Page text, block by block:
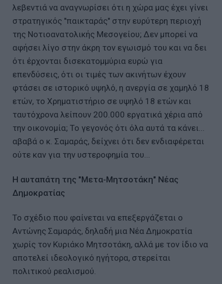
λεβεντιά να αναγνωρίσει ότι η χώρα μας έχει γίνει
στρατηγικός "παικταράς" στην ευρύτερη περιοχή
της Νοτιοανατολικής Μεσογείου; Δεν μπορεί να
αφήσει λίγο στην άκρη τον εγωισμό του και να δει
ότι έρχονται δισεκατομμύρια ευρώ για
επενδύσεις, ότι οι τιμές των ακινήτων έχουν
φτάσει σε ιστορικό υψηλό, η ανεργία σε χαμηλό 18
ετών, το Χρηματιστήριο σε υψηλό 18 ετών και
ταυτόχρονα λείπουν 200.000 εργατικά χέρια από
την οικονομία; Το γεγονός ότι όλα αυτά τα κάνει...
αβαβά ο κ. Σαμαράς, δείχνει ότι δεν ενδιαφέρεται
ούτε καν για την υστεροφημία του...
Η αυταπάτη της "Μετα-Μητσοτάκη" Νέας
Δημοκρατίας
Το σχέδιο που φαίνεται να επεξεργάζεται ο
Αντώνης Σαμαράς, δηλαδή μια Νέα Δημοκρατία
χωρίς τον Κυριάκο Μητσοτάκη, αλλά με τον ίδιο να
αποτελεί ιδεολογικό ηγήτορα, στερείται
πολιτικού ρεαλισμού.